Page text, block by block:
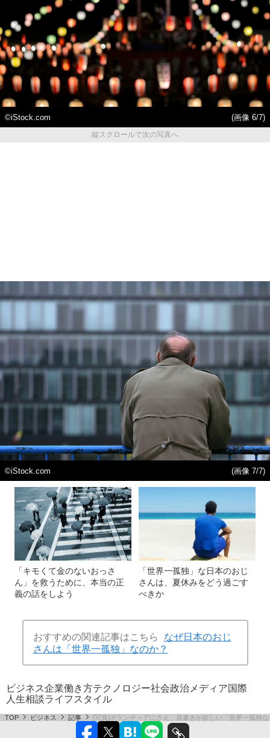
©iStock.com
(画像 6/7)
縦スクロールで次の写真へ
©iStock.com (画像 7/7)
「キモくて金のないおっさ
ん」を救うために、本当の正
義の話をしよう
「世界一孤独」な日本のおじ
さんは、夏休みをどう過ごす
べきか
おすすめの関連記事はこちら
なぜ日本のおじ
さんは「世界一孤独」なのか？
ビジネス企業働き方テクノロジー社会政治 メディア国際
人生相談ライフスタイル
TOP ビジネス 記事 [写真]ボランティアにさえ、肩書きが欲しい「世界一孤独